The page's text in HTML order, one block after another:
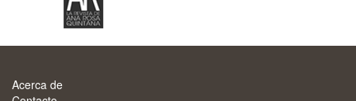
Acerca de